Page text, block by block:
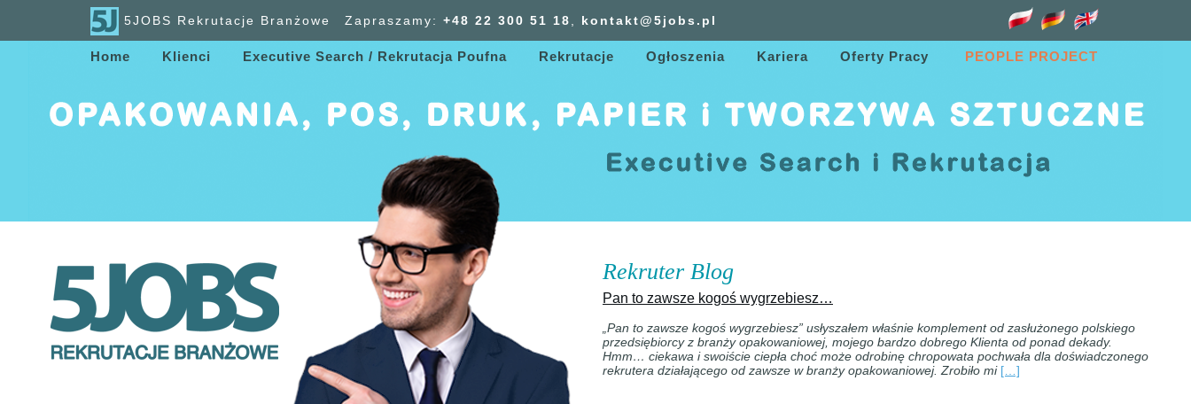
5JOBS Rekrutacje Branżowe Zapraszamy: +48 22 300 51 18 kontakt@5jobs.pl
Home Klienci Executive Search / Rekrutacja Poufna Rekrutacje Ogłoszenia Kariera Oferty Pracy PEOPLE PROJECT
Rekruter Blog
Pan to zawsze kogoś wygrzebiesz…
„Pan to zawsze kogoś wygrzebiesz” usłyszałem właśnie komplement od zasłużonego polskiego
przedsiębiorcy z branży opakowaniowej, mojego bardzo dobrego Klienta od ponad dekady.
Hmm… ciekawa i swoiście ciepła choć może odrobinę chropowata pochwała dla doświadczonego
rekrutera działającego od zawsze w branży opakowaniowej. Zrobiło mi […]